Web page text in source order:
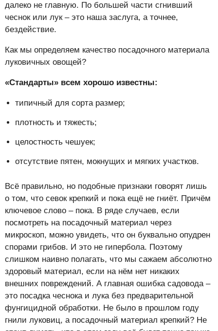
далеко не главную. По большей части сгнивший
чеснок или лук – это наша заслуга, а точнее,
бездействие.
Как мы определяем качество посадочного материала
луковичных овощей?
«Стандарты» всем хорошо известны:
типичный для сорта размер;
плотность и тяжесть;
целостность чешуек;
отсутствие пятен, мокнущих и мягких участков.
Всё правильно, но подобные признаки говорят лишь
о том, что севок крепкий и пока ещё не гниёт. Причём
ключевое слово – пока. В ряде случаев, если
посмотреть на посадочный материал через
микроскоп, можно увидеть, что он буквально опудрен
спорами грибов. И это не гипербола. Поэтому
слишком наивно полагать, что мы сажаем абсолютно
здоровый материал, если на нём нет никаких
внешних повреждений. А главная ошибка садовода –
это посадка чеснока и лука без предварительной
фунгицидной обработки. Не было в прошлом году
гнили луковиц, а посадочный материал крепкий? Не